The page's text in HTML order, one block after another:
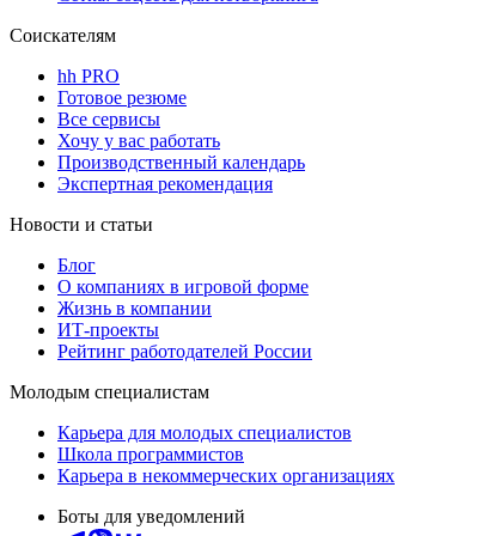
Соискателям
hh PRO
Готовое резюме
Все сервисы
Хочу у вас работать
Производственный календарь
Экспертная рекомендация
Новости и статьи
Блог
О компаниях в игровой форме
Жизнь в компании
ИТ-проекты
Рейтинг работодателей России
Молодым специалистам
Карьера для молодых специалистов
Школа программистов
Карьера в некоммерческих организациях
Боты для уведомлений